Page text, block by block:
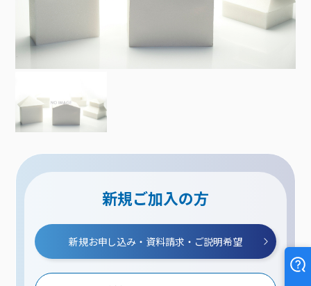
新規ご加入の方
新規お申し込み・資料請求・ご説明希望